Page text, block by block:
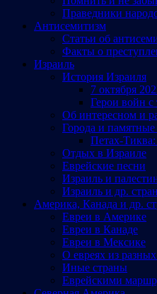
Праведники
Антисемитизм
Статьи об
Факты о
Израиль
История Израиля
7 октября
Герои войн с
Об интересном и
Города и
Петах-
Отдых в Израиле
Еврейские песни
Израиль и
Израиль и др.
Америка, Канада и др.
Евреи в Америке
Евреи в Канаде
Евреи в Мексике
О евреях из разных
Иные страны
Еврейскими